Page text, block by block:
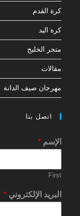
كرة القدم
كرة اليد
متجر الخليج
مقالات
مهرجان صيف الدانة
اتصل بنا
الإسم*
First
البريد الإلكتروني*